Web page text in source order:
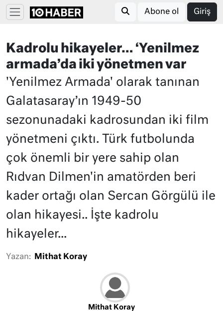
Abone ol Giriş
Kadrolu hikayeler… ‘Yenilmez
armada’da iki yönetmen var
'Yenilmez Armada' olarak tanınan
Galatasaray’ın 1949-50
sezonunadaki kadrosundan iki film
yönetmeni çıktı. Türk futbolunda
çok önemli bir yere sahip olan
Rıdvan Dilmen'in amatörden beri
kader ortağı olan Sercan Görgülü ile
olan hikayesi.. İşte kadrolu
hikayeler...
Yazan: Mithat Koray
Mithat Koray